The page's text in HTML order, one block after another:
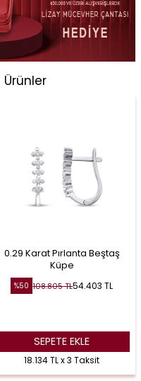
Ürünler
0.29 Karat Pırlanta Beştaş
Küpe
%50 108.805TL54.403 TL
SEPETE EKLE
18.134 TL x 3 Taksit